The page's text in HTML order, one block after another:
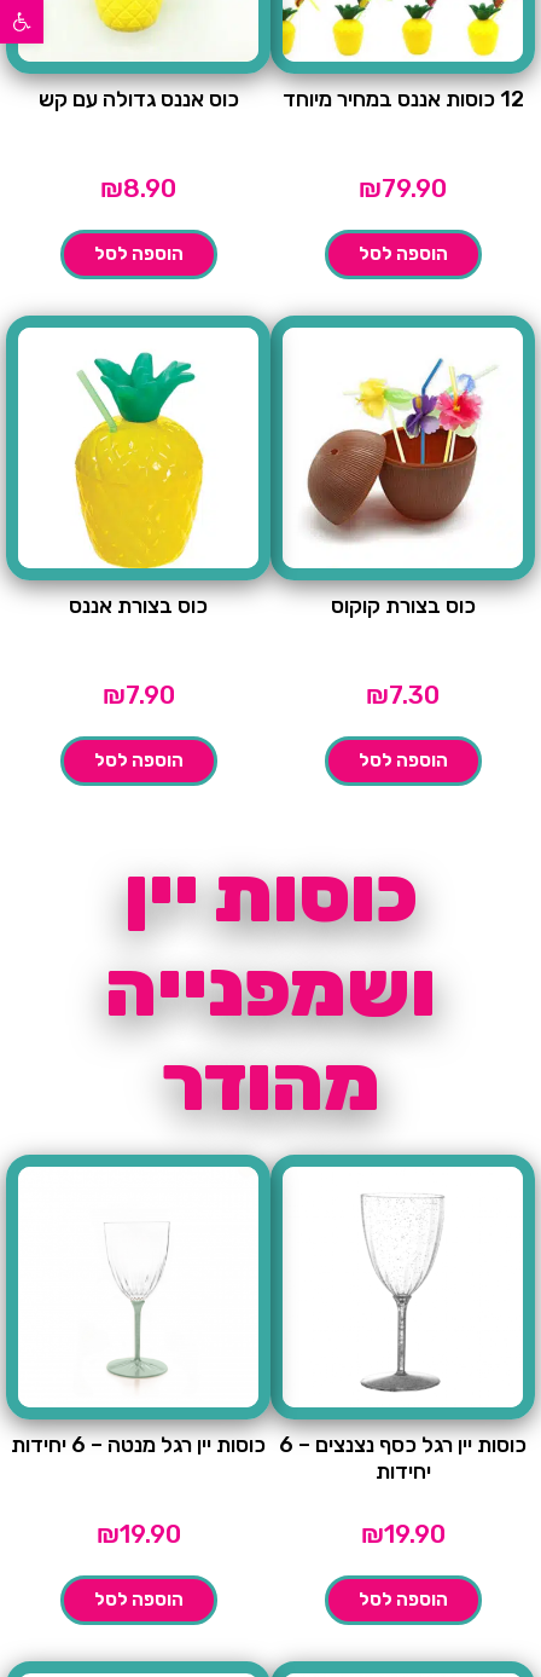
פתח סרגל נגישות
12 כוסות אננס במחיר מיוחד
₪79.90
הוספה לסל
כוס אננס גדולה עם קש
₪8.90
הוספה לסל
כוס בצורת קוקוס
₪7.30
הוספה לסל
כוס בצורת אננס
₪7.90
הוספה לסל
כוסות יין
ושמפנייה
מהודר
כוסות יין רגל כסף נצנצים – 6
יחידות
₪19.90
הוספה לסל
כוסות יין רגל מנטה – 6 יחידות
₪19.90
הוספה לסל